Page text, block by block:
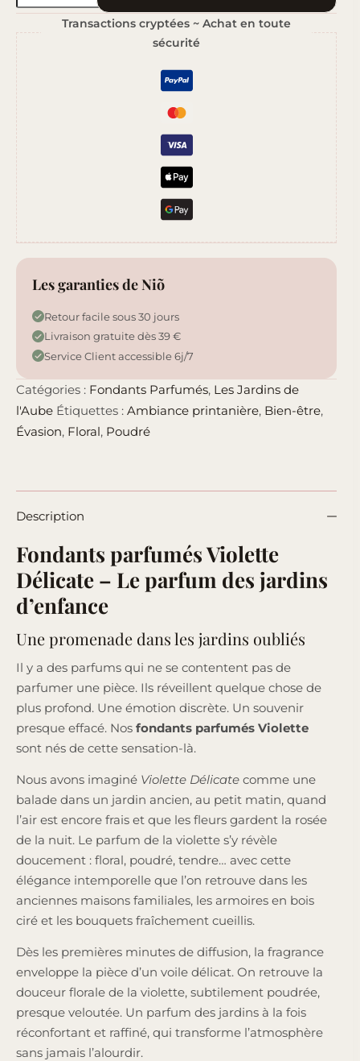
de
Délicate
Transactions cryptées ~ Achat en toute
sécurité
Les garanties de Niõ
Retour facile sous 30 jours
Livraison gratuite dès 39 €
Service Client accessible 6j/7
Catégories : Fondants Parfumés, Les Jardins de
l'Aube Étiquettes : Ambiance printanière, Bien-être,
Évasion, Floral, Poudré
Description
Fondants parfumés Violette
Délicate – Le parfum des jardins
d’enfance
Une promenade dans les jardins oubliés
Il y a des parfums qui ne se contentent pas de
parfumer une pièce. Ils réveillent quelque chose de
plus profond. Une émotion discrète. Un souvenir
presque effacé. Nos fondants parfumés Violette
sont nés de cette sensation-là.
Nous avons imaginé Violette Délicate comme une
balade dans un jardin ancien, au petit matin, quand
l’air est encore frais et que les fleurs gardent la rosée
de la nuit. Le parfum de la violette s’y révèle
doucement : floral, poudré, tendre… avec cette
élégance intemporelle que l’on retrouve dans les
anciennes maisons familiales, les armoires en bois
ciré et les bouquets fraîchement cueillis.
Dès les premières minutes de diffusion, la fragrance
enveloppe la pièce d’un voile délicat. On retrouve la
douceur florale de la violette, subtilement poudrée,
presque veloutée. Un parfum des jardins à la fois
réconfortant et raffiné, qui transforme l’atmosphère
sans jamais l’alourdir.